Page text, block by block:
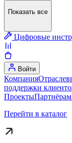
Показать все
Цифровые
Войти
Компания
поддержки
ПроектыПартнёрам
Перейти в каталог